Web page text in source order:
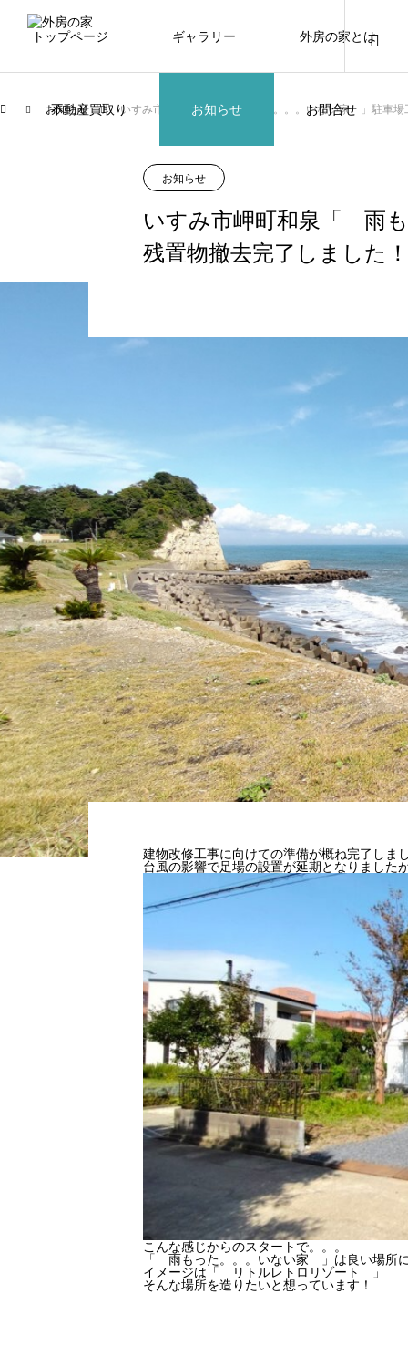
トップページ ギャラリー 外房の家とは
不動産買取り お知らせ お問合せ
お知らせ いすみ市岬町和泉「 雨もった。。。いない家 」駐車場
お知らせ
いすみ市岬町和泉「 雨
残置物撤去完了しました
建物改修工事に向けての準備が概ね完了しま
台風の影響で足場の設置が延期となりました
こんな感じからのスタートで。。。
「 雨もった。。。いない家 」は良い場所
イメージは「 リトルレトロリゾート 」
そんな場所を造りたいと想っています！